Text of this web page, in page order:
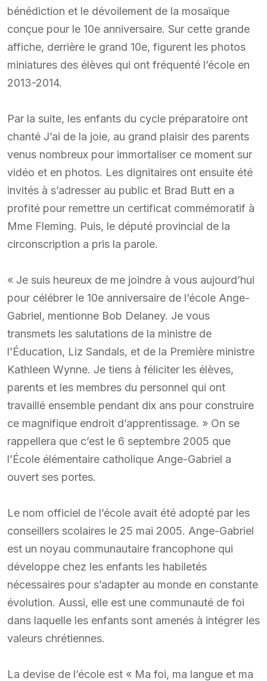
bénédiction et le dévoilement de la mosaïque
conçue pour le 10e anniversaire. Sur cette grande
affiche, derrière le grand 10e, figurent les photos
miniatures des élèves qui ont fréquenté l’école en
2013-2014.
Par la suite, les enfants du cycle préparatoire ont
chanté J’ai de la joie, au grand plaisir des parents
venus nombreux pour immortaliser ce moment sur
vidéo et en photos. Les dignitaires ont ensuite été
invités à s’adresser au public et Brad Butt en a
profité pour remettre un certificat commémoratif à
Mme Fleming. Puis, le député provincial de la
circonscription a pris la parole.
« Je suis heureux de me joindre à vous aujourd’hui
pour célébrer le 10e anniversaire de l’école Ange-
Gabriel, mentionne Bob Delaney. Je vous
transmets les salutations de la ministre de
l’Éducation, Liz Sandals, et de la Première ministre
Kathleen Wynne. Je tiens à féliciter les élèves,
parents et les membres du personnel qui ont
travaillé ensemble pendant dix ans pour construire
ce magnifique endroit d’apprentissage. » On se
rappellera que c’est le 6 septembre 2005 que
l’École élémentaire catholique Ange-Gabriel a
ouvert ses portes.
Le nom officiel de l’école avait été adopté par les
conseillers scolaires le 25 mai 2005. Ange-Gabriel
est un noyau communautaire francophone qui
développe chez les enfants les habiletés
nécessaires pour s’adapter au monde en constante
évolution. Aussi, elle est une communauté de foi
dans laquelle les enfants sont amenés à intégrer les
valeurs chrétiennes.
La devise de l’école est « Ma foi, ma langue et ma